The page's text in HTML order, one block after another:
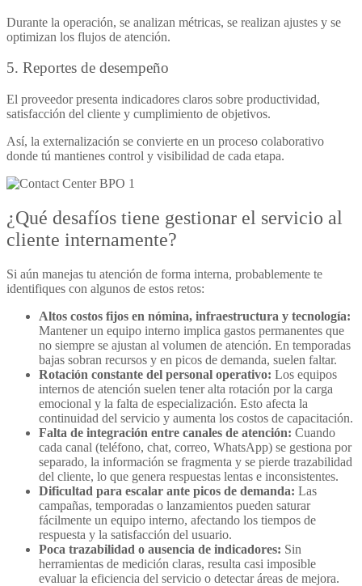
Durante la operación, se analizan métricas, se realizan ajustes y se
optimizan los flujos de atención.
5. Reportes de desempeño
El proveedor presenta indicadores claros sobre productividad,
satisfacción del cliente y cumplimiento de objetivos.
Así, la externalización se convierte en un proceso colaborativo
donde tú mantienes control y visibilidad de cada etapa.
¿Qué desafíos tiene gestionar el servicio al
cliente internamente?
Si aún manejas tu atención de forma interna, probablemente te
identifiques con algunos de estos retos:
Altos costos fijos en nómina, infraestructura y tecnología:
Mantener un equipo interno implica gastos permanentes que
no siempre se ajustan al volumen de atención. En temporadas
bajas sobran recursos y en picos de demanda, suelen faltar.
Rotación constante del personal operativo: Los equipos
internos de atención suelen tener alta rotación por la carga
emocional y la falta de especialización. Esto afecta la
continuidad del servicio y aumenta los costos de capacitación.
Falta de integración entre canales de atención: Cuando
cada canal (teléfono, chat, correo, WhatsApp) se gestiona por
separado, la información se fragmenta y se pierde trazabilidad
del cliente, lo que genera respuestas lentas e inconsistentes.
Dificultad para escalar ante picos de demanda: Las
campañas, temporadas o lanzamientos pueden saturar
fácilmente un equipo interno, afectando los tiempos de
respuesta y la satisfacción del usuario.
Poca trazabilidad o ausencia de indicadores: Sin
herramientas de medición claras, resulta casi imposible
evaluar la eficiencia del servicio o detectar áreas de mejora.